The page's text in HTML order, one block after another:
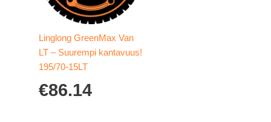
Linglong GreenMax Van
LT – Suurempi kantavuus!
195/70-15LT
€86.14